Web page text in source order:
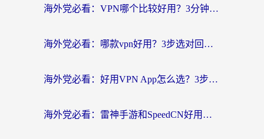
海外党必看：VPN哪个比较好用？3分钟找到适合你的回国加速方案
海外党必看：哪款vpn好用？3步选对回国加速器，无缝刷剧玩游戏
海外党必看：好用VPN App怎么选？3步教你无缝访问国内资源
海外党必看：雷神手游和SpeedCN好用吗？3招选对回国加速器无缝刷国内资源